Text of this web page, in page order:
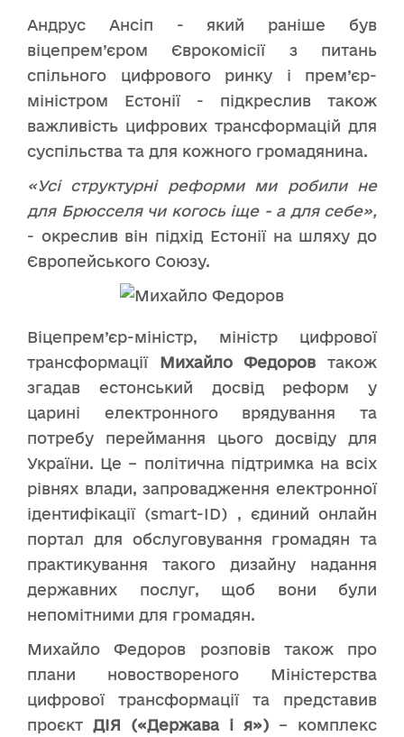
Андрус Ансіп - який раніше був
віцепрем’єром Єврокомісії з питань
спільного цифрового ринку і прем’єр-
міністром Естонії - підкреслив також
важливість цифрових трансформацій для
суспільства та для кожного громадянина.
«Усі структурні реформи ми робили не
для Брюсселя чи когось іще - а для себе»,
- окреслив він підхід Естонії на шляху до
Європейського Союзу.
Віцепрем’єр-міністр, міністр цифрової
трансформації Михайло Федоров також
згадав естонський досвід реформ у
царині електронного врядування та
потребу переймання цього досвіду для
України. Це – політична підтримка на всіх
рівнях влади, запровадження електронної
ідентифікації (smart-ID) , єдиний онлайн
портал для обслуговування громадян та
практикування такого дизайну надання
державних послуг, щоб вони були
непомітними для громадян.
Михайло Федоров розповів також про
плани новоствореного Міністерства
цифрової трансформації та представив
проєкт ДІЯ («Держава і я») – комплекс